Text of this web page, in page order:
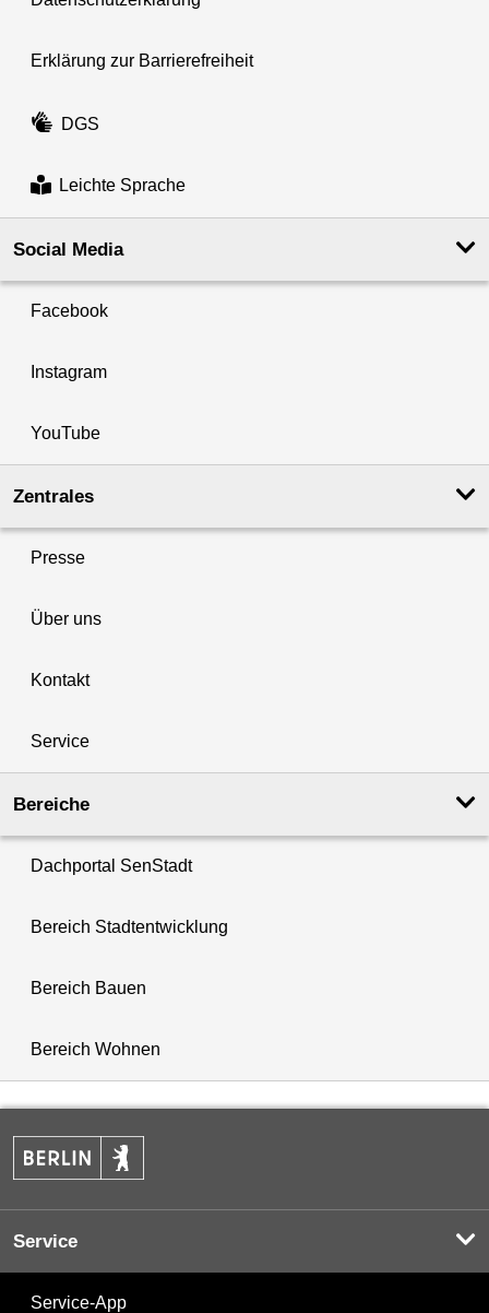
Erklärung zur Barrierefreiheit
DGS
Leichte Sprache
Social Media
Facebook
Instagram
YouTube
Zentrales
Presse
Über uns
Kontakt
Service
Bereiche
Dachportal SenStadt
Bereich Stadtentwicklung
Bereich Bauen
Bereich Wohnen
Service
Service-App